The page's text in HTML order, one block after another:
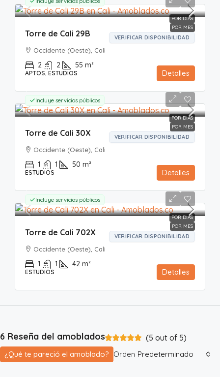
POR DIAS
POR MES
VERIFICAR DISPONIBILIDAD
Torre de Cali 29B
Occidente (Oeste), Cali
2 2 55 m²
APTOS, ESTUDIOS Detalles
POR DIAS
POR MES
VERIFICAR DISPONIBILIDAD
Mes$3.000.000
Incluye servicios públicos
Torre de Cali 30X
Occidente (Oeste), Cali
1 1 50 m²
ESTUDIOS Detalles
POR DIAS
POR MES
VERIFICAR DISPONIBILIDAD
Mes$2.900.000
Incluye servicios públicos
Torre de Cali 702X
Occidente (Oeste), Cali
1 1 42 m²
ESTUDIOS Detalles
6 Reseña del amoblados (5 out of 5)
Orden Predeterminado
¿Qué te pareció el amoblado?